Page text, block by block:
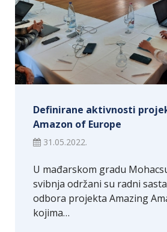
Definirane aktivnosti
Amazon of Europe
31.05.2022.
U mađarskom gradu
svibnja održani su radni
odbora projekta Amazing
kojima…